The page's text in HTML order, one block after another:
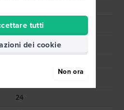
Meccanico automatico
No battery needed
24
tutti
dei cookie
Non ora